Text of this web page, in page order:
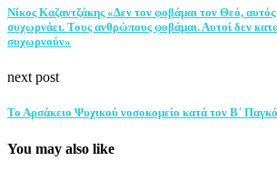
Νίκος Καζαντζάκης «Δεν τον φοβάμαι τον Θεό, αυτός
συχωρνάει. Τους ανθρώπους φοβάμαι. Αυτοί δεν
συχωρνούν»
next post
Το Αρσάκειο Ψυχικού νοσοκομείο κατά τον Β΄
You may also like